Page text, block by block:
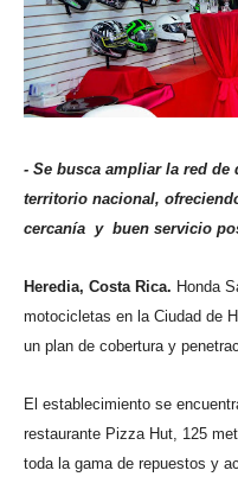
- Se busca ampliar la red
territorio nacional,
cercanía y buen servicio
Heredia, Costa Rica. Honda
motocicletas en la Ciudad de
un plan de cobertura y
El establecimiento se
restaurante Pizza Hut, 125
toda la gama de repuestos y